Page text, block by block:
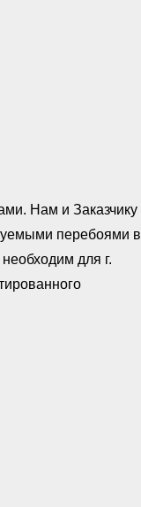
Нам и Заказчику
перебоями в
для г.